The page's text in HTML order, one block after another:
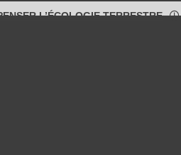
L’ÉCOLOGIE TERRESTRE